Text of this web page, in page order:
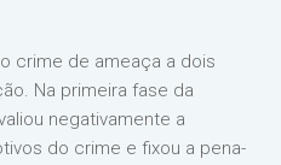
crime de ameaça a dois
Na primeira fase da
negativamente a
do crime e fixou a pena-